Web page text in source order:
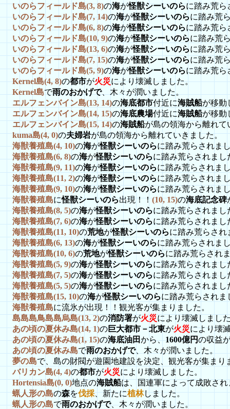
いのらフィールド島(3, 8)の海が怪獣シーいのらに踏み荒ら
いのらフィールド島(7, 14)の海が怪獣シーいのらに踏み荒
いのらフィールド島(6, 8)の海が怪獣シーいのらに踏み荒ら
いのらフィールド島(10, 9)の海が怪獣シーいのらに踏み荒
いのらフィールド島(13, 6)の海が怪獣シーいのらに踏み荒
いのらフィールド島(7, 15)の海が怪獣シーいのらに踏み荒
いのらフィールド島(5, 9)の海が怪獣シーいのらに踏み荒ら
Kernel島(4, 8)の都市が火災により壊滅しました。
Kernel島で雨のおかげで、木々が潤いました。
エルフェンバイン島(13, 14)の海底都市付近に海賊船が移動
エルフェンバイン島(14, 15)の海底農場付近に海賊船が移動
エルフェンバイン島(15, 14)の海賊船が島の領海から離れて
kuma島(4, 0)の夫婦岩が島の領海から離れていきました。
海獣養殖島(4, 10)の海が怪獣シーいのらに踏み荒らされま
海獣養殖島(6, 8)の海が怪獣シーいのらに踏み荒らされまし
海獣養殖島(9, 11)の海が怪獣シーいのらに踏み荒らされま
海獣養殖島(11, 2)の海が怪獣シーいのらに踏み荒らされま
海獣養殖島(9, 10)の海が怪獣シーいのらに踏み荒らされま
海獣養殖島に怪獣シーいのら出現！！(10, 15)の海底記念碑
海獣養殖島(8, 5)の海が怪獣シーいのらに踏み荒らされまし
海獣養殖島(7, 6)の海が怪獣シーいのらに踏み荒らされまし
海獣養殖島(11, 10)の荒地が怪獣シーいのらに踏み荒らされ
海獣養殖島(6, 13)の海が怪獣シーいのらに踏み荒らされま
海獣養殖島(10, 6)の荒地が怪獣シーいのらに踏み荒らされ
海獣養殖島(5, 9)の海が怪獣シーいのらに踏み荒らされまし
海獣養殖島(7, 5)の海が怪獣シーいのらに踏み荒らされまし
海獣養殖島(5, 5)の海が怪獣シーいのらに踏み荒らされまし
海獣養殖島(15, 10)の海が怪獣シーいのらに踏み荒らされま
海獣養殖島に流氷が出現！！観光客が集まりました。
島島島鳥島島烏島(13, 2)の消防署が火災により壊滅しまし
あの頃の夏休み島(14, 1)の巨大都市－北東が火災により壊
あの頃の夏休み島(1, 15)の海底油田から、1600億円の収益
あの頃の夏休み島で雨のおかげで、木々が潤いました。
夢の島で、島の財閥が遊園地建設を決定、観光客が集まり
バリカン島(4, 4)の都市が火災により壊滅しました。
Hortensia島(0, 0)地点の海賊船は、国連軍によって成敗され
蝋人形の島の森を伐採、新たに植林しました。
蝋人形の島で雨のおかげで、木々が潤いました。